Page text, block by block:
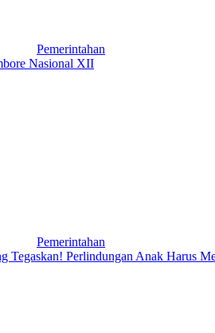
Pemerintahan
Nasional XII
Pemerintahan
Perlindungan Anak Harus